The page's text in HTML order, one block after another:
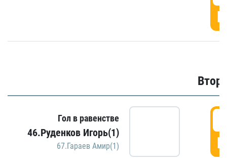
Гол в равенстве
46.Руденков Игорь(1)
67.Гараев Амир(1)